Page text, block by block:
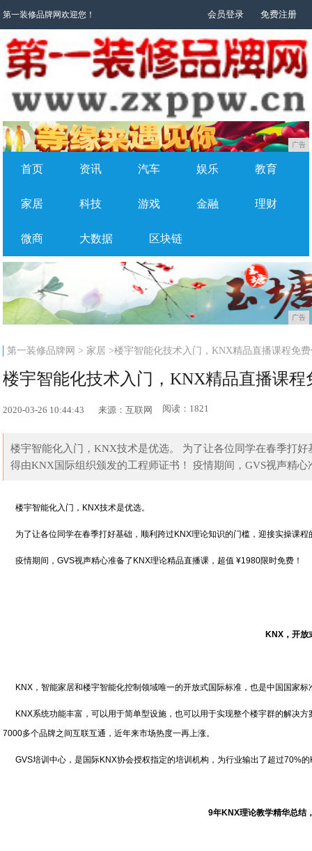
第一装修品牌网欢迎您！ 会员登录 免费注册
广告
首页 资讯 汽车 娱乐 教育
家居 科技 游戏 金融 理财
微商 大数据 区块链
广告
第一装修品牌网 >家居 >楼宇智能化技术入门，KNX精品直播课程免
楼宇智能化技术入门，KNX精品直播课程
2020-03-26 10:44:43 来源：互联网 阅读：1821
楼宇智能化入门，KNX技术是优选。 为了让各位同学在春季打
得由KNX国际组织颁发的工程师证书！ 疫情期间，GVS视声精心
楼宇智能化入门，KNX技术是优选。
为了让各位同学在春季打好基础，顺利跨过KNX理论知识的门槛，迎接实操课程
疫情期间，GVS视声精心准备了KNX理论精品直播课，超值 ¥1980限时免费！
KNX，开放
KNX，智能家居和楼宇智能化控制领域唯一的开放式国际标准，也是中国国家标
KNX系统功能丰富，可以用于简单型设施，也可以用于实现整个楼宇群的解决
7000多个品牌之间互联互通，近年来市场热度一再上涨。
GVS培训中心，是国际KNX协会授权指定的培训机构，为行业输出了超过70%
9年KNX理论教学精华总结